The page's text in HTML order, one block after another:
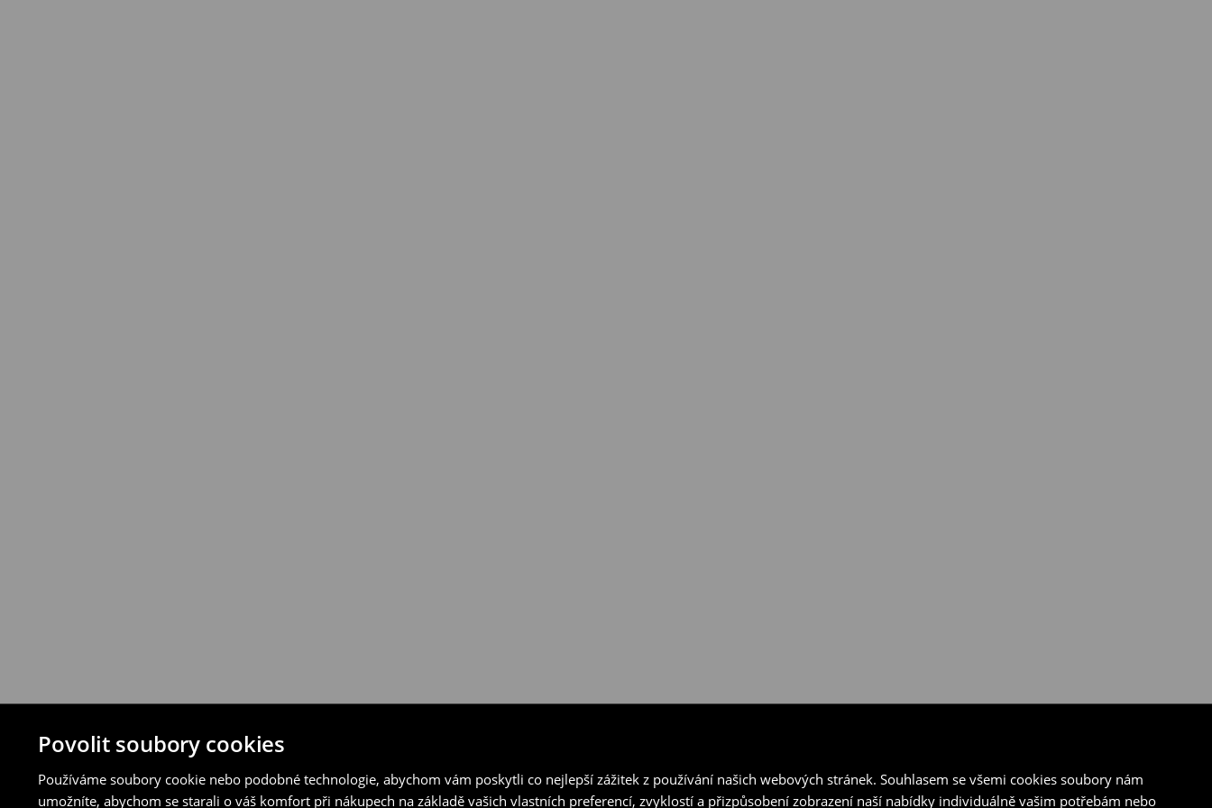
Povolit soubory cookies
Používáme soubory cookie nebo podobné technologie, abychom vám poskytli co nejlepší zážitek z používání našich webových stránek. Souhlasem se všemi cookies soubory nám
umožníte, abychom se starali o váš komfort při nákupech na základě vašich vlastních preferencí, zvyklostí a přizpůsobení zobrazení naší nabídky individuálně vašim potřebám nebo